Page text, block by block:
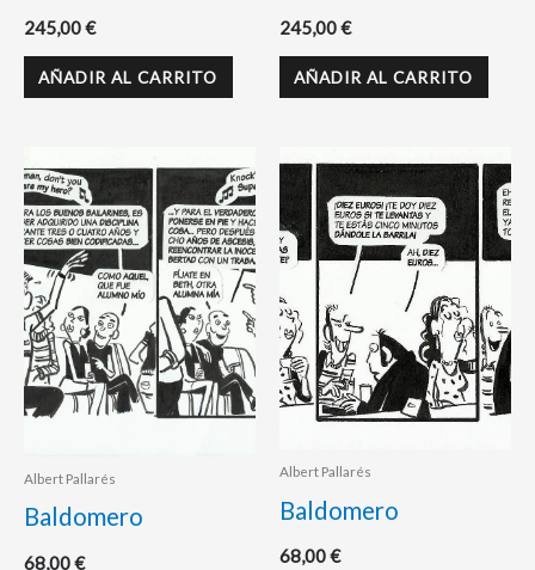
245,00€
AÑADIR AL CARRITO
245,00€
AÑADIR AL CARRITO
Albert Pallarés
Baldomero
68,00€
Albert Pallarés
Baldomero
68,00€